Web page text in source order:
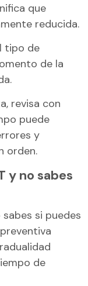
que
reducida.
tipo de
de la
revisa con
puede
y
orden.
y no sabes
si puedes
de